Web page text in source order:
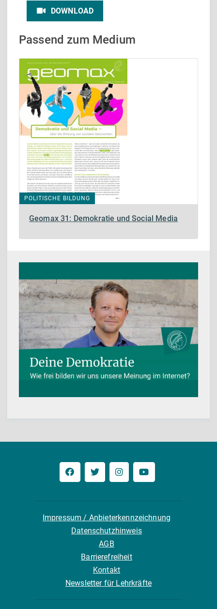
DOWNLOAD
Passend zum Medium
POLITISCHE BILDUNG
Geomax 31: Demokratie und Social Media
Impressum / Anbieterkennzeichnung
Datenschutzhinweis
AGB
Barrierefreiheit
Kontakt
Newsletter für Lehrkräfte